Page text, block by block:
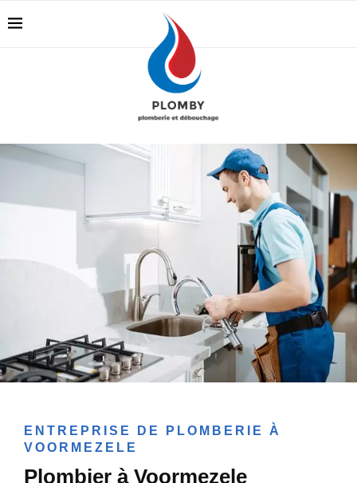
ENTREPRISE DE PLOMBERIE À
VOORMEZELE
Plombier à Voormezele